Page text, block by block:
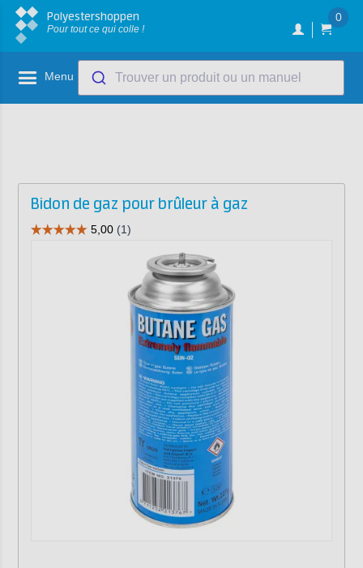
Polyestershoppen
Pour tout ce qui colle !
0
Menu Trouver un produit ou un manuel
Bidon de gaz pour brûleur à gaz